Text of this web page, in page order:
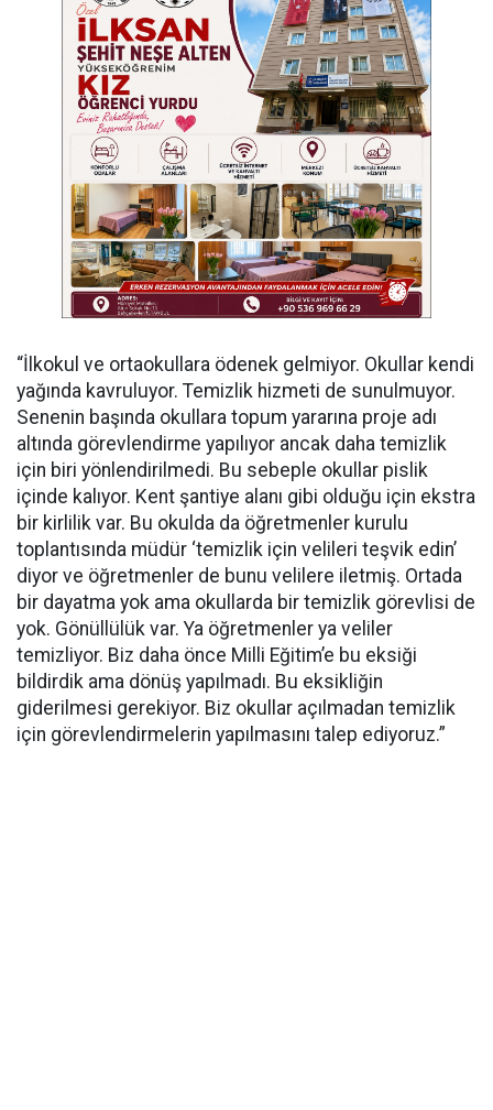
“İlkokul ve ortaokullara ödenek gelmiyor. Okullar kendi
yağında kavruluyor. Temizlik hizmeti de sunulmuyor.
Senenin başında okullara topum yararına proje adı
altında görevlendirme yapılıyor ancak daha temizlik
için biri yönlendirilmedi. Bu sebeple okullar pislik
içinde kalıyor. Kent şantiye alanı gibi olduğu için ekstra
bir kirlilik var. Bu okulda da öğretmenler kurulu
toplantısında müdür ‘temizlik için velileri teşvik edin’
diyor ve öğretmenler de bunu velilere iletmiş. Ortada
bir dayatma yok ama okullarda bir temizlik görevlisi de
yok. Gönüllülük var. Ya öğretmenler ya veliler
temizliyor. Biz daha önce Milli Eğitim’e bu eksiği
bildirdik ama dönüş yapılmadı. Bu eksikliğin
giderilmesi gerekiyor. Biz okullar açılmadan temizlik
için görevlendirmelerin yapılmasını talep ediyoruz.”